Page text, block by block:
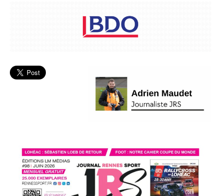
Rennais
FC